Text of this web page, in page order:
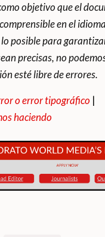
objetivo que el
en el
posible para
precisas, no
esté libre de errores.
o error tipográfico |
haciendo